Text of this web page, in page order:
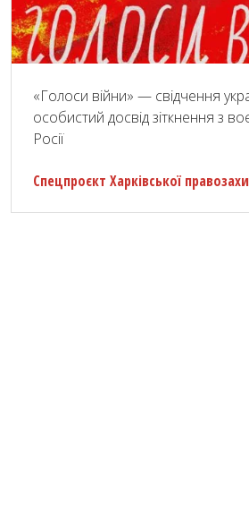
«Голоси війни» — свідчення
особистий досвід зіткнення з
Росії
Спецпроєкт Харківської